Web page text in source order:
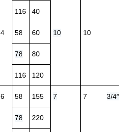
116 40
4 58 60 10 10
78 80
116 120
6 58 155 7 7 3/
78 220